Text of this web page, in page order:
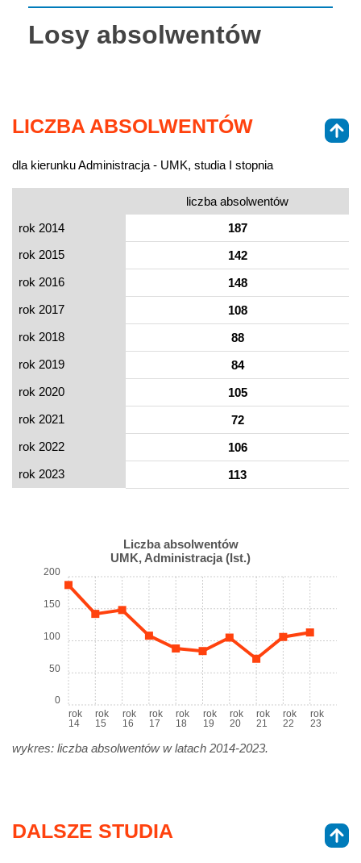
Losy absolwentów
LICZBA ABSOLWENTÓW
dla kierunku Administracja - UMK, studia I stopnia
liczba absolwentów
rok 2014
187
rok 2015
142
rok 2016
148
rok 2017
108
rok 2018
88
rok 2019
84
rok 2020
105
rok 2021
72
rok 2022
106
rok 2023
113
Liczba absolwentów
UMK, Administracja (Ist.)
rok
14
rok
15
rok
16
rok
17
rok
18
rok
19
rok
20
rok
21
rok
22
rok
23
0
50
100
150
200
wykres: liczba absolwentów w latach 2014-2023.
DALSZE STUDIA